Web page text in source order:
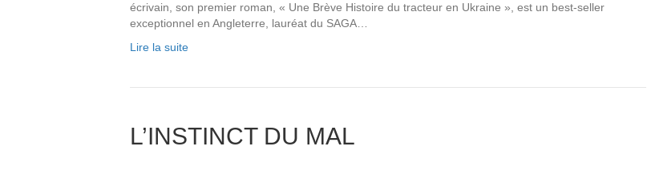
écrivain, son premier roman, « Une Brève Histoire du tracteur en Ukraine », est un best-seller
exceptionnel en Angleterre, lauréat du SAGA…
Lire la suite
L’INSTINCT DU MAL